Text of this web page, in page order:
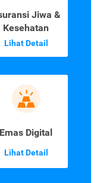
Jiwa &
Kesehatan
Lihat Detail
Emas Digital
Lihat Detail